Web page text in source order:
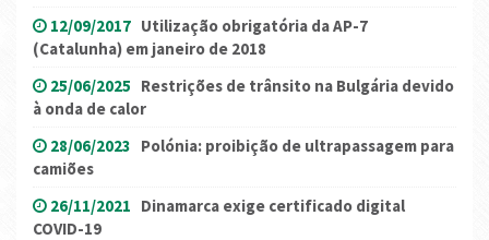
12/09/2017 Utilização obrigatória da AP-7
(Catalunha) em janeiro de 2018
25/06/2025 Restrições de trânsito na Bulgária devido
à onda de calor
28/06/2023 Polónia: proibição de ultrapassagem para
camiões
26/11/2021 Dinamarca exige certificado digital
COVID-19